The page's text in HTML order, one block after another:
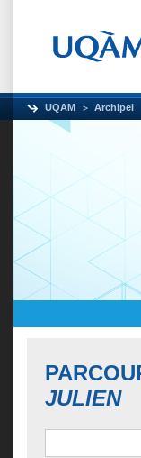
UQAM Archipel
JULIEN